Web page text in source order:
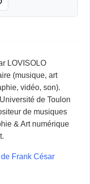
LOVISOLO
(musique, art
vidéo, son).
de Toulon
de musiques
& Art numérique
Frank César